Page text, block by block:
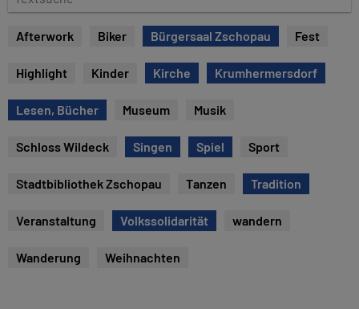
e
c
Afterwork Biker Bürgersaal Zschopau Fest
Highlight Kinder Kirche Krumhermersdorf
Lesen, Bücher Museum Musik
Schloss Wildeck Singen Spiel Sport
Stadtbibliothek Zschopau Tanzen Tradition
Veranstaltung Volkssolidarität wandern
Wanderung Weihnachten